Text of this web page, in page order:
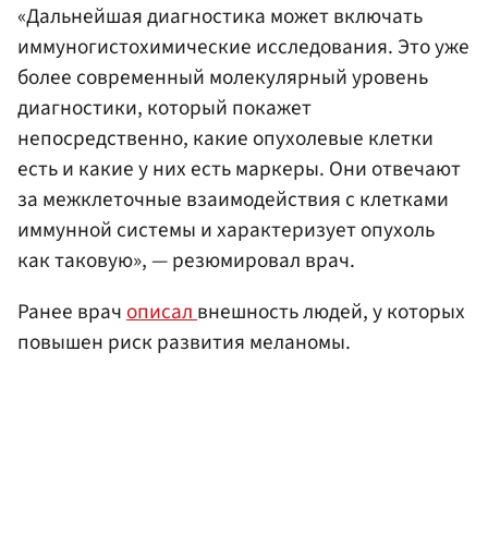
«Дальнейшая диагностика может включать
иммуногистохимические исследования. Это уже
более современный молекулярный уровень
диагностики, который покажет
непосредственно, какие опухолевые клетки
есть и какие у них есть маркеры. Они отвечают
за межклеточные взаимодействия с клетками
иммунной системы и характеризует опухоль
как таковую», — резюмировал врач.
Ранее врачописалвнешность людей, у которых
повышен риск развития меланомы.